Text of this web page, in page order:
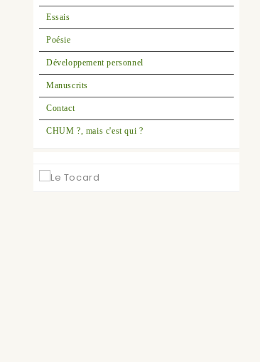
Essais
Poésie
Développement personnel
Manuscrits
Contact
CHUM ?, mais c'est qui ?